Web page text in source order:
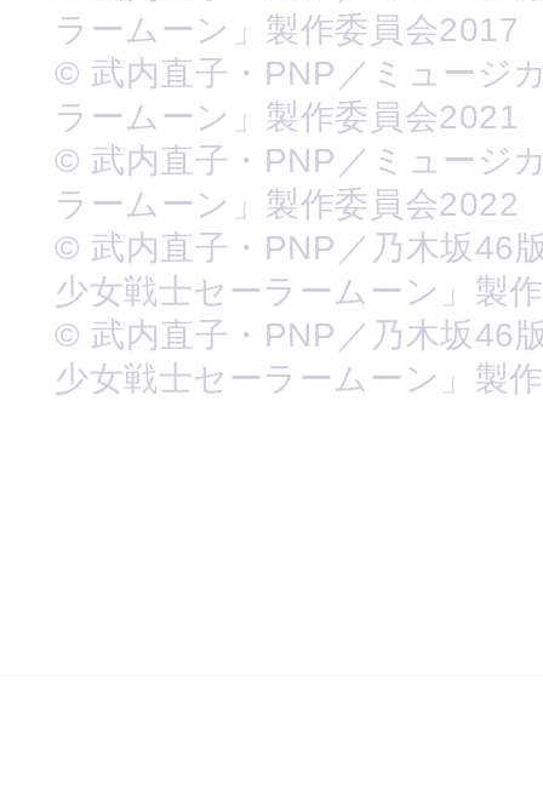
ラームーン」製作委員会2017
© 武内直子・PNP／ミュージ
ラームーン」製作委員会2021
© 武内直子・PNP／ミュージ
ラームーン」製作委員会2022
© 武内直子・PNP／乃木坂46
少女戦士セーラームーン」製
© 武内直子・PNP／乃木坂46
少女戦士セーラームーン」製